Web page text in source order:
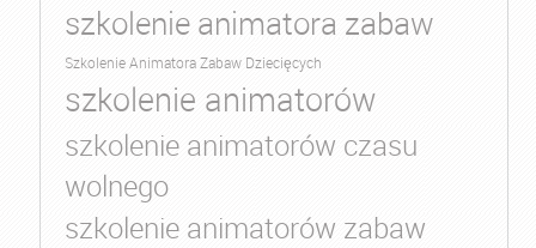
szkolenie animatora zabaw
Szkolenie Animatora Zabaw Dziecięcych
szkolenie animatorów
szkolenie animatorów czasu
wolnego
szkolenie animatorów zabaw